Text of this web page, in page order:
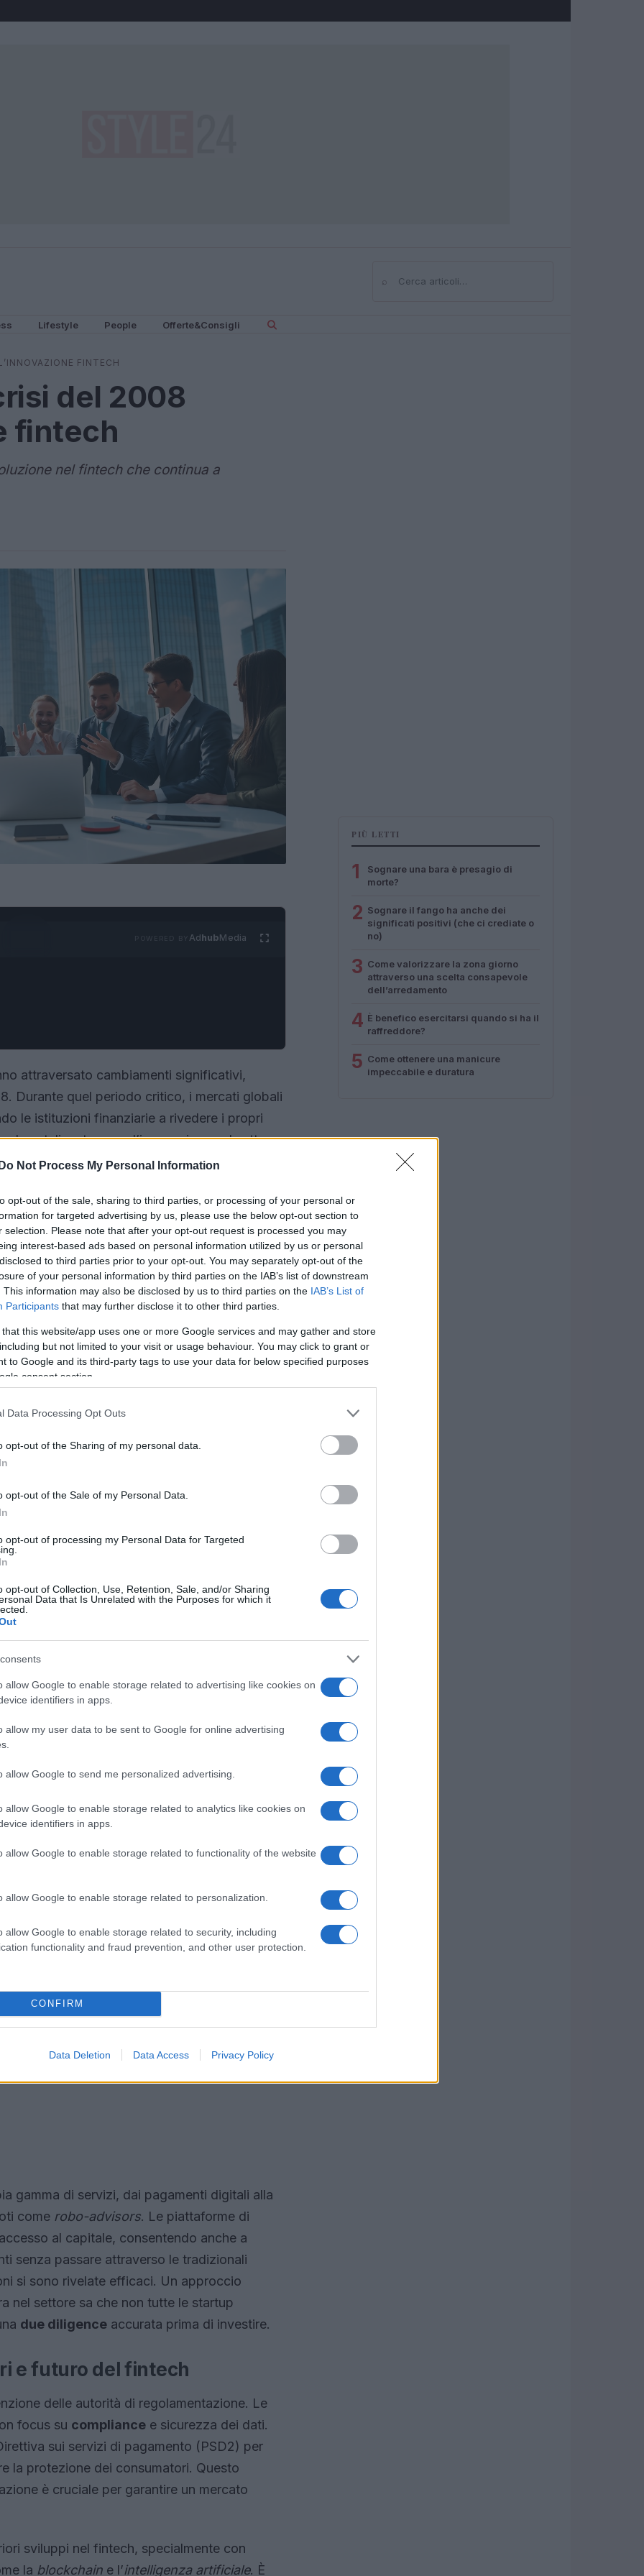
Do Not Process My Personal Information
opt-out of the sale, sharing to third parties, or processing of your personal or
for targeted advertising by us, please use the below opt-out section to
selection. Please note that after your opt-out request is processed you may
interest-based ads based on personal information utilized by us or personal
to third parties prior to your opt-out. You may separately opt-out of the
of your personal information by third parties on the IAB’s list of downstream
This information may also be disclosed by us to third parties on the IAB’s List of
Participants that may further disclose it to other third parties.
that this website/app uses one or more Google services and may gather and store
but not limited to your visit or usage behaviour. You may click to grant or
to Google and its third-party tags to use your data for below specified purposes
consent section.
Data Processing Opt Outs
opt-out of the Sharing of my personal data.
opt-out of the Sale of my Personal Data.
opt-out of processing my Personal Data for Targeted
opt-out of Collection, Use, Retention, Sale, and/or Sharing
Data that Is Unrelated with the Purposes for which it
allow Google to enable storage related to advertising like cookies on
identifiers in apps.
allow my user data to be sent to Google for online advertising
allow Google to send me personalized advertising.
allow Google to enable storage related to analytics like cookies on
identifiers in apps.
allow Google to enable storage related to functionality of the website
allow Google to enable storage related to personalization.
allow Google to enable storage related to security, including
functionality and fraud prevention, and other user protection.
CONFIRM
Data Deletion Data Access Privacy Policy
⌕Cerca
Lifestyle People Offerte&Consigli
FINTECH
del 2008
fintech
nel fintech che continua a
AdhubMedia
attraversato cambiamenti significativi,
Durante quel periodo critico, i mercati globali
le istituzioni finanziarie a rivedere i propri
da catalizzatore per l’innovazione nel settore
denaro e investimenti.
del 2008
da una serie di fattori, tra cui l’eccessiva
la bolla immobiliare e l’inefficienza nella
il PIL degli Stati Uniti ha subito una
disoccupazione ha raggiunto il 10%. In
compreso l’urgenza di cercare soluzioni più
un calo della fiducia da parte della clientela,
più innovative e meno rischiose. Il
naturale a queste esigenze.
risposte alla crisi
da scarsità di liquidità. Le banche
dei clienti. Startup come
che hanno rivoluzionato i pagamenti,
da 1 miliardo di dollari nel 2008 a oltre
gamma di servizi, dai pagamenti digitali alla
come robo-advisors. Le piattaforme di
al capitale, consentendo anche a
senza passare attraverso le tradizionali
si sono rivelate efficaci. Un approccio
nel settore sa che non tutte le startup
due diligence accurata prima di investire.
e futuro del fintech
delle autorità di regolamentazione. Le
focus su compliance e sicurezza dei dati.
sui servizi di pagamento (PSD2) per
la protezione dei consumatori. Questo
è cruciale per garantire un mercato
sviluppi nel fintech, specialmente con
la blockchain e l’intelligenza artificiale. È
PIÙ LETTI
1
Sognare una bara è presagio di
morte?
2 Sognare il fango ha anche dei
significati positivi (che ci crediate o
no)
3 Come valorizzare la zona giorno
attraverso una scelta consapevole
dell’arredamento
4 È benefico esercitarsi quando si ha il
raffreddore?
5 Come ottenere una manicure
impeccabile e duratura